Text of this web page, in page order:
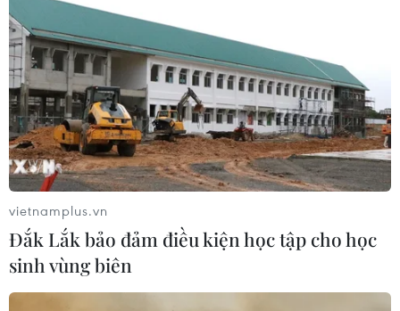
tấn công đánh chìm tàu hàng Ấn Độ
trên Biển Đỏ
05/08/2026 15:29
Israel và Liban không đạt tiến triển
trong ngày đàm phán đầu tiên
05/08/2026 15:01
Xung đột tại Trung Đông: Tàu hàng
Ấn Độ bị đánh chìm trên Biển Đỏ
vietnamplus.vn
Đắk Lắk bảo đảm điều kiện học tập cho học
sinh vùng biên